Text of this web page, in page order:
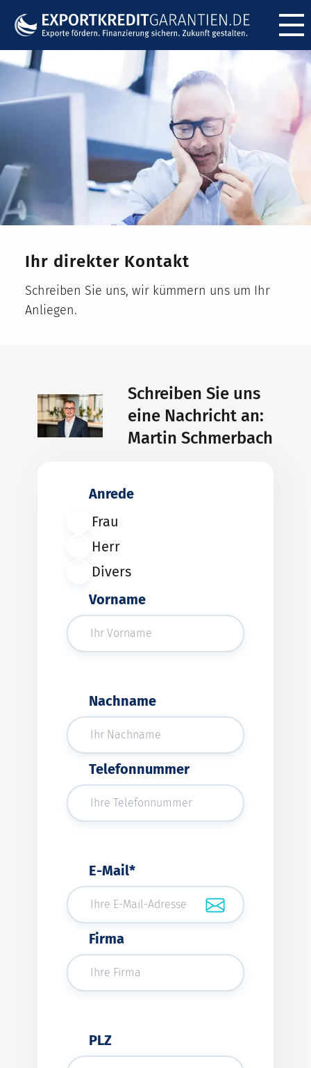
Ihr direkter Kontakt
Schreiben Sie uns, wir kümmern uns um Ihr
Anliegen.
Schreiben Sie uns
eine Nachricht an:
Martin Schmerbach
Anrede
Frau
Herr
Divers
Vorname
Nachname
Telefonnummer
E-Mail*
Firma
PLZ